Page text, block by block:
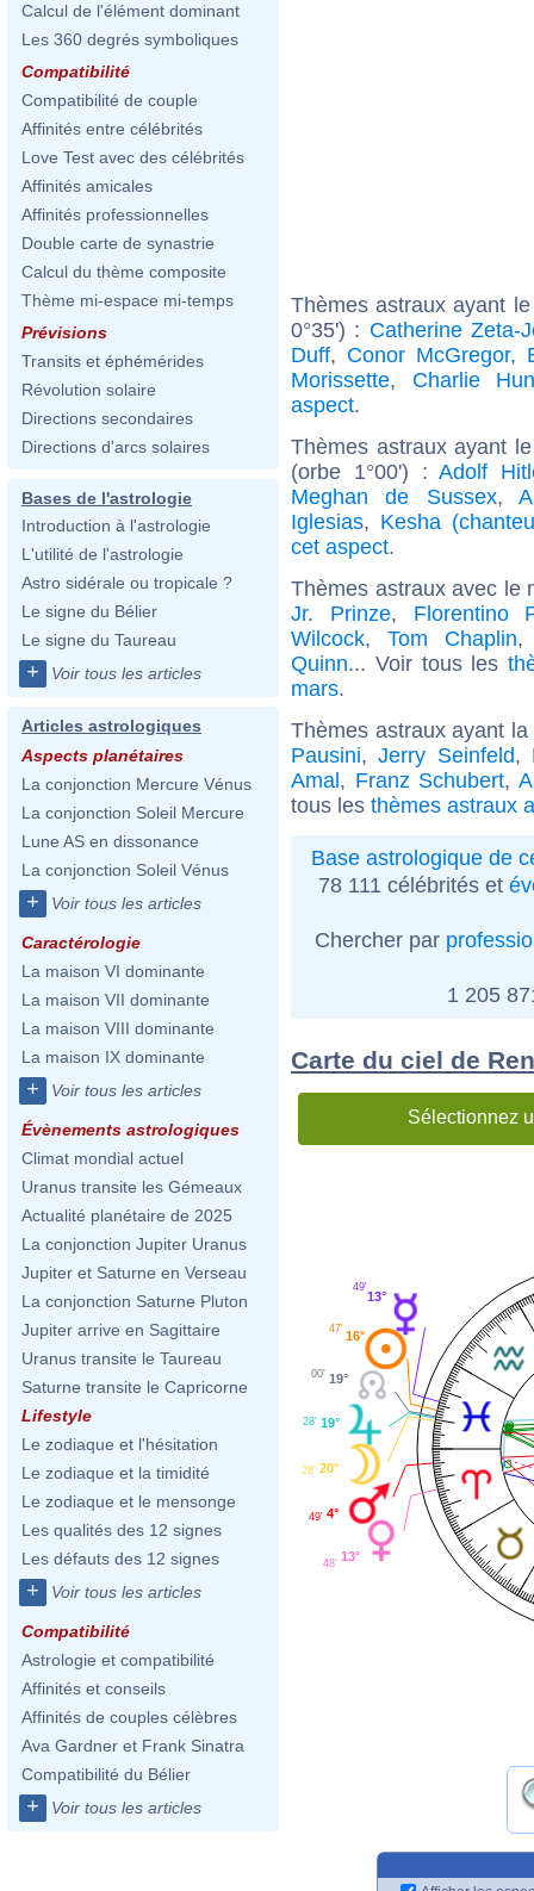
Calcul de l'élément dominant
Les 360 degrés symboliques
Compatibilité
Compatibilité de couple
Affinités entre célébrités
Love Test avec des célébrités
Affinités amicales
Affinités professionnelles
Double carte de synastrie
Calcul du thème composite
Thème mi-espace mi-temps
Prévisions
Transits et éphémérides
Révolution solaire
Directions secondaires
Directions d'arcs solaires
Bases de l'astrologie
Introduction à l'astrologie
L'utilité de l'astrologie
Astro sidérale ou tropicale ?
Le signe du Bélier
Le signe du Taureau
+ Voir tous les articles
Articles astrologiques
Aspects planétaires
La conjonction Mercure Vénus
La conjonction Soleil Mercure
Lune AS en dissonance
La conjonction Soleil Vénus
+ Voir tous les articles
Caractérologie
La maison VI dominante
La maison VII dominante
La maison VIII dominante
La maison IX dominante
+ Voir tous les articles
Évènements astrologiques
Climat mondial actuel
Uranus transite les Gémeaux
Actualité planétaire de 2025
La conjonction Jupiter Uranus
Jupiter et Saturne en Verseau
La conjonction Saturne Pluton
Jupiter arrive en Sagittaire
Uranus transite le Taureau
Saturne transite le Capricorne
Lifestyle
Le zodiaque et l'hésitation
Le zodiaque et la timidité
Le zodiaque et le mensonge
Les qualités des 12 signes
Les défauts des 12 signes
+ Voir tous les articles
Compatibilité
Astrologie et compatibilité
Affinités et conseils
Affinités de couples célèbres
Ava Gardner et Frank Sinatra
Compatibilité du Bélier
+ Voir tous les articles
Thèmes astraux ayant
0°35') : Catherine Zeta-
Duff, Conor McGregor,
Morissette, Charlie
aspect.
Thèmes astraux ayant
(orbe 1°00') :Adolf
Meghan de Sussex,
Iglesias, Kesha
cet aspect.
Thèmes astraux avec le
Jr. Prinze, Florentino
Wilcock, Tom Chaplin
Quinn... Voir tous les
mars.
Thèmes astraux ayant
Pausini,Jerry Seinfeld,
Amal, Franz Schubert,
tous les thèmes astraux
Base astrologique de
78 111 célébrités et
Chercher par
1 205
Carte du ciel de
Sélectionnez
13°
49'
16°
47'
19°
00'
19°
28'
20°
28'
4°
49'
13°
48'